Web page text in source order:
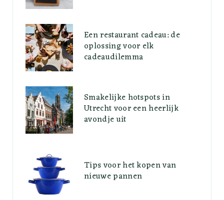
Een restaurant cadeau: de
oplossing voor elk
cadeaudilemma
Smakelijke hotspots in
Utrecht voor een heerlijk
avondje uit
Tips voor het kopen van
nieuwe pannen